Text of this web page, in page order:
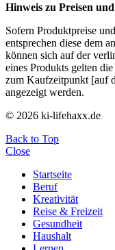
Hinweis zu Preisen
Sofern Produktpreise
entsprechen diese dem
können sich auf der
eines Produkts gelten
zum Kaufzeitpunkt [auf
angezeigt werden.
© 2026 ki-lifehaxx.de
Back to Top
Close
Startseite
Beruf
Kreativität
Reise & Freizeit
Gesundheit
Haushalt